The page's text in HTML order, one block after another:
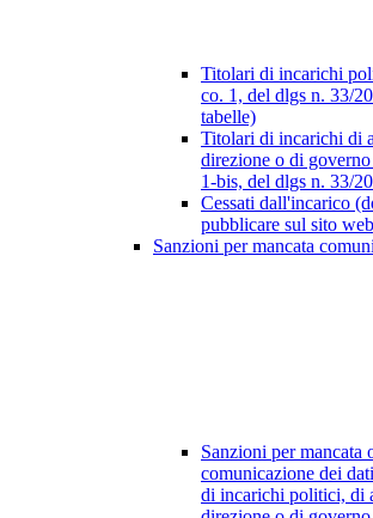
Titolari di incarichi
co. 1, del dlgs n. 33/
tabelle)
Titolari di incarichi di
direzione o di
1-bis, del dlgs n. 33/
Cessati dall'incarico
pubblicare sul sito
Sanzioni per mancata
Sanzioni per mancata
comunicazione dei
di incarichi politici, di